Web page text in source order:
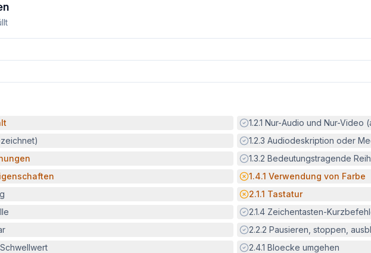
Erfüllt:
1.2.1 Nur-Audio und Nur-Video
Erfüllt:
1.2.3 Audiodeskription oder
Erfüllt:
1.3.2 Bedeutungstragende
Potenzielle Barriere:
1.4.1 Verwendung von Farbe
Potenzielle Barriere:
2.1.1 Tastatur
Erfüllt:
2.1.4 Zeichentasten-
Erfüllt:
2.2.2 Pausieren, stoppen,
Erfüllt:
2.4.1 Bloecke umgehen